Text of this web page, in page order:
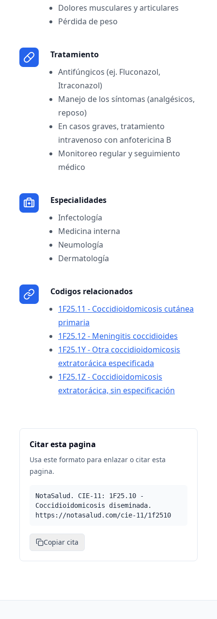
Dolores musculares y articulares
Pérdida de peso
Tratamiento
Antifúngicos (ej. Fluconazol,
Itraconazol)
Manejo de los síntomas (analgésicos,
reposo)
En casos graves, tratamiento
intravenoso con anfotericina B
Monitoreo regular y seguimiento
médico
Especialidades
Infectología
Medicina interna
Neumología
Dermatología
Codigos relacionados
1F25.11 - Coccidioidomicosis cutánea
primaria
1F25.12 - Meningitis coccidioides
1F25.1Y - Otra coccidioidomicosis
extratorácica especificada
1F25.1Z - Coccidioidomicosis
extratorácica, sin especificación
Citar esta pagina
Usa este formato para enlazar o citar esta
pagina.
NotaSalud. CIE-11: 1F25.10 -
Coccidioidomicosis diseminada.
https://notasalud.com/cie-11/1f2510
Copiar cita